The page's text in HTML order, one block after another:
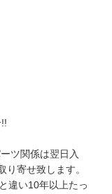
ツ関係は翌日入
寄せ致します。
違い10年以上たっ